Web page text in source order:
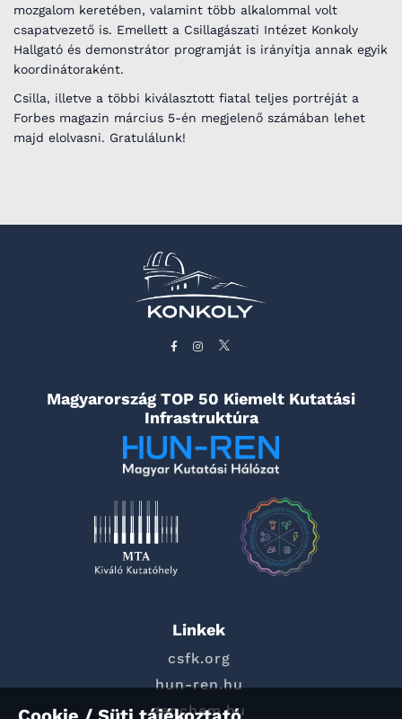
mozgalom keretében, valamint több alkalommal volt
csapatvezető is. Emellett a Csillagászati Intézet Konkoly
Hallgató és demonstrátor programját is irányítja annak egyik
koordinátoraként.
Csilla, illetve a többi kiválasztott fiatal teljes portréját a
Forbes magazin március 5-én megjelenő számában lehet
majd elolvasni. Gratulálunk!
Magyarország TOP 50 Kiemelt Kutatási
Infrastruktúra
Linkek
csfk.org
hun-ren.hu
geochem.hu